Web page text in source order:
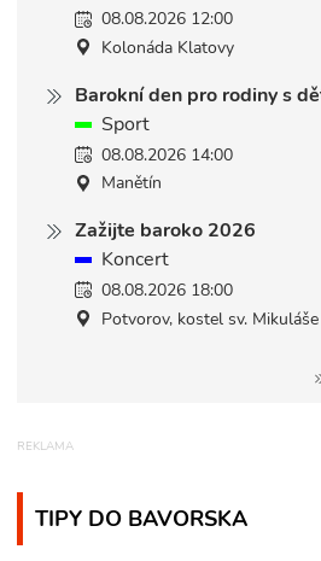
08.08.2026 12:00
Kolonáda Klatovy
Barokní den pro rodiny s
Sport
08.08.2026 14:00
Manětín
Zažijte baroko 2026
Koncert
08.08.2026 18:00
Potvorov, kostel sv. Mikuláše
TIPY DO BAVORSKA